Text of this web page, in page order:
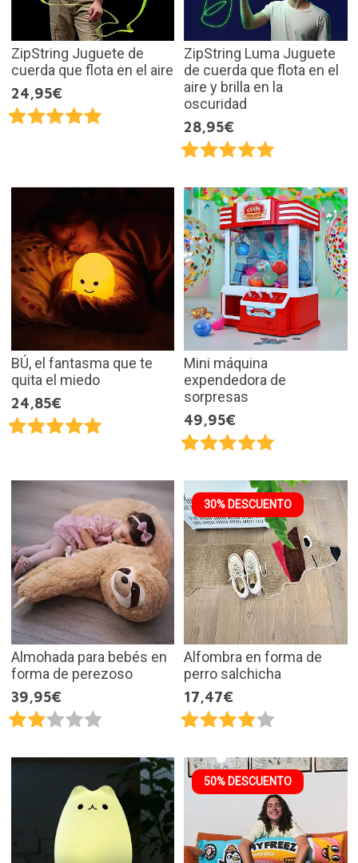
ZipString Juguete de
cuerda que flota en el aire
24,95€
ZipString Luma Juguete
de cuerda que flota en el
aire y brilla en la
oscuridad
28,95€
BÚ, el fantasma que te
quita el miedo
24,85€
Mini máquina
expendedora de
sorpresas
49,95€
Almohada para bebés en
forma de perezoso
39,95€
30% DESCUENTO
Alfombra en forma de
perro salchicha
17,47€
50% DESCUENTO